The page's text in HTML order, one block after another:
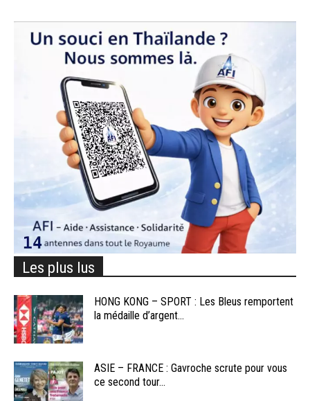
Les plus lus
HONG KONG – SPORT : Les Bleus remportent
la médaille d’argent...
ASIE – FRANCE : Gavroche scrute pour vous
ce second tour...